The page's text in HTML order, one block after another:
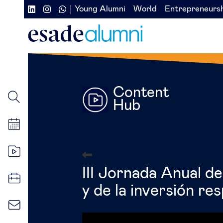
Navegación
secundaria
redes
Navegación
secundaria
izquierda
Young Alumni World
Content
Hub
III Jornada Anual
y de la inversión